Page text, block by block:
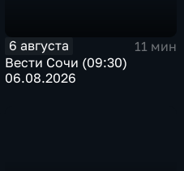
6 августа
11 мин
Вести Сочи (09:30)
06.08.2026